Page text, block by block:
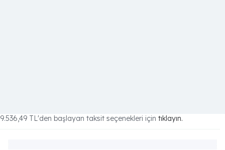
9.536,49 TL'den başlayan taksit seçenekleri için tıklayın.